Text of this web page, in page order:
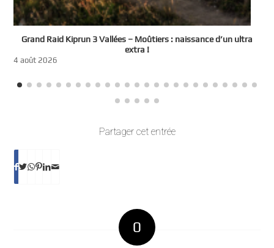
Grand Raid Kiprun 3 Vallées – Moûtiers : naissance d’un ultra
extra !
4 août 2026
Partager cet entrée
0